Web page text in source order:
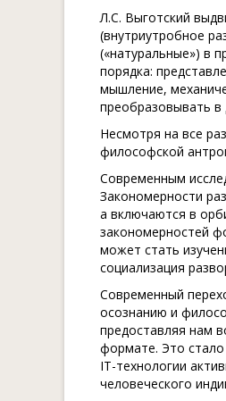
Л.С. Выготский
(внутриутробное
(«натуральные») в
порядка:
мышление,
преобразовывать в
Несмотря на все
философской
Современным
Закономерности
а включаются в
закономерностей
может стать
социализация
Современный
осознанию и
предоставляя нам
формате. Это стало
IT-технологии
человеческого